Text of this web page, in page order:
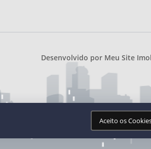
Aceito os
Desenvolvido por Meu Site